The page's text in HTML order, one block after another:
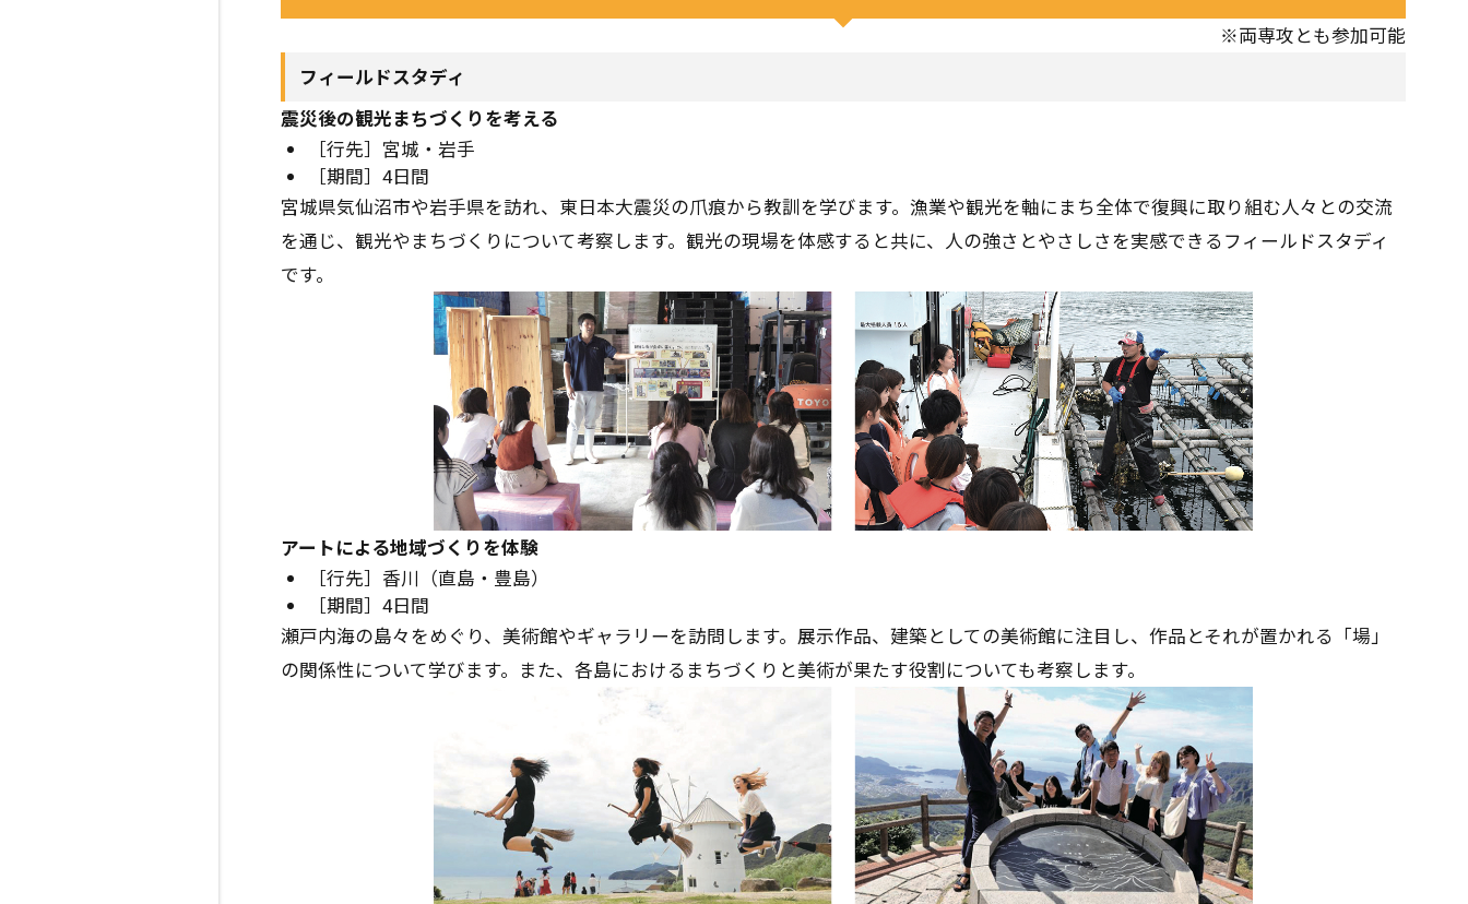
※両専攻とも参加可能
フィールドスタディ
震災後の観光まちづくりを考える
［行先］宮城・岩手
［期間］4日間
宮城県気仙沼市や岩手県を訪れ、東日本大震災の爪痕から教訓を学びます。漁業や観光を軸にまち全体で復興に取り組む人々との交流
を通じ、観光やまちづくりについて考察します。観光の現場を体感すると共に、人の強さとやさしさを実感できるフィールドスタディ
です。
アートによる地域づくりを体験
［行先］香川（直島・豊島）
［期間］4日間
瀬戸内海の島々をめぐり、美術館やギャラリーを訪問します。展示作品、建築としての美術館に注目し、作品とそれが置かれる「場」
の関係性について学びます。また、各島におけるまちづくりと美術が果たす役割についても考察します。